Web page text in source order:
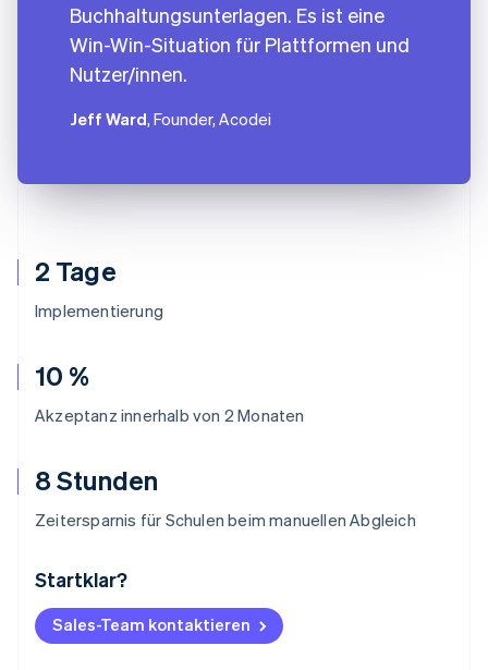
2 Tage
Implementierung
10 %
Akzeptanz innerhalb von 2 Monaten
8 Stunden
Zeitersparnis für Schulen beim manuellen Abgleich
Startklar?
Sales-Team kontaktieren
Buchhaltungsunterlagen. Es ist eine
Win-Win-Situation für Plattformen und
Nutzer/innen.
Jeff Ward, Founder, Acodei
Australien
Belgien
NederlandsFrançaisDeutschEnglish